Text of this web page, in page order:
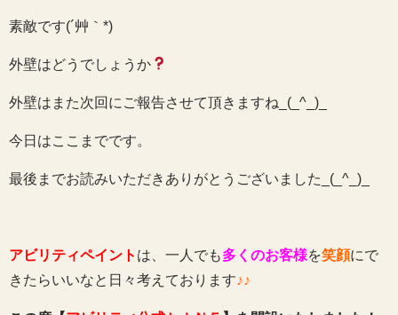
素敵です(´艸｀*)
外壁はどうでしょうか
外壁はまた次回にご報告させて頂きますね_(_^_)_
今日はここまでです。
最後までお読みいただきありがとうございました_(_^_)_
アビリティペイント は、一人でも多くのお客様を笑顔にで
きたらいいなと日々考えております♪♪